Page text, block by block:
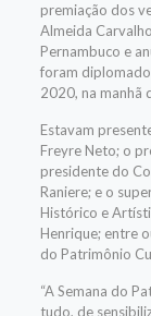
premiação dos
Almeida
Pernambuco e
foram
2020, na manhã
Estavam
Freyre Neto; o
presidente do
Raniere; e o
Histórico e
Henrique; entre
do Patrimônio
“A Semana do
tudo, de